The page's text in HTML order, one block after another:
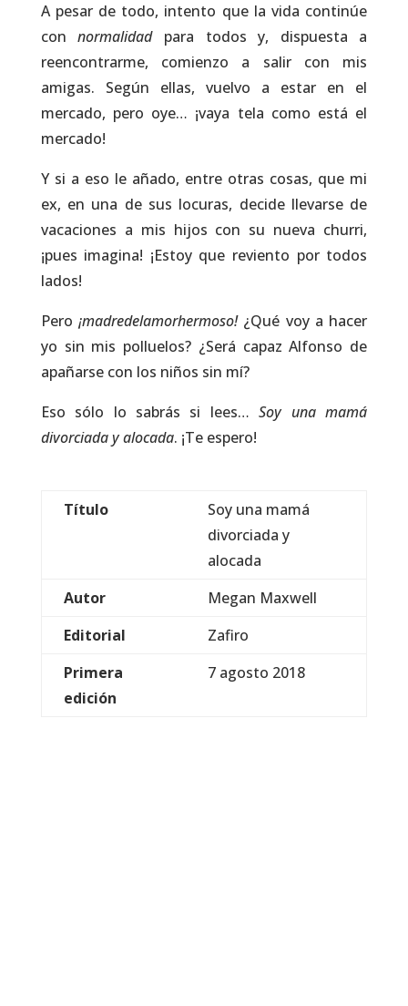
A pesar de todo, intento que la vida continúe
connormalidadpara todos y, dispuesta a
reencontrarme, comienzo a salir con mis
amigas. Según ellas, vuelvo a estar en el
mercado, pero oye… ¡vaya tela como está el
mercado!
Y si a eso le añado, entre otras cosas, que mi
ex, en una de sus locuras, decide llevarse de
vacaciones a mis hijos con su nueva churri,
¡pues imagina! ¡Estoy que reviento por todos
lados!
Pero ¡madredelamorhermoso! ¿Qué voy a hacer
yo sin mis polluelos? ¿Será capaz Alfonso de
apañarse con los niños sin mí?
Eso sólo lo sabrás si lees…Soy una mamá
divorciada y alocada. ¡Te espero!
Título
Soy una mamá
divorciada y
alocada
Autor
Megan Maxwell
Editorial
Zafiro
Primera
edición
7 agosto 2018